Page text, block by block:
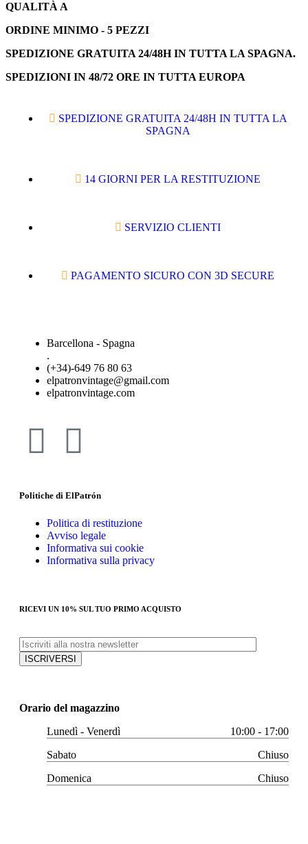
QUALITÀ A
ORDINE MINIMO - 5 PEZZI
SPEDIZIONE GRATUITA 24/48H IN TUTTA LA SPAGNA.
SPEDIZIONI IN 48/72 ORE IN TUTTA EUROPA
SPEDIZIONE GRATUITA 24/48H IN TUTTA LA
SPAGNA
14 GIORNI PER LA RESTITUZIONE
SERVIZIO CLIENTI
PAGAMENTO SICURO CON 3D SECURE
Barcellona - Spagna
.
(+34)-649 76 80 63
elpatronvintage@gmail.com
elpatronvintage.com
Politiche di ElPatrón
Politica di restituzione
Avviso legale
Informativa sui cookie
Informativa sulla privacy
RICEVI UN 10% SUL TUO PRIMO ACQUISTO
Orario del magazzino
Lunedì - Venerdì
10:00 - 17:00
Sabato
Chiuso
Domenica
Chiuso